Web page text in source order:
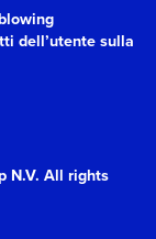
dell’utente sulla
N.V. All rights